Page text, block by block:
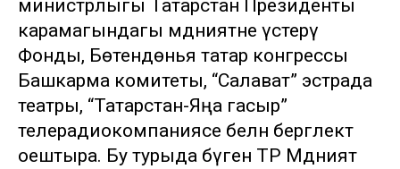
министрлыгы Татарстан Президенты
карамагындагы мәдәниятне үстерү
Фонды, Бөтендөнья татар конгрессы
Башкарма комитеты, “Салават” эстрада
театры, “Татарстан-Яңа гасыр”
телерадиокомпаниясе белән бергәлектә
оештыра. Бу турыда бүген ТР Мәдәният